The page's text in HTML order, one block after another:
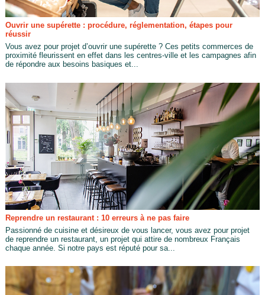
Ouvrir une supérette : procédure, réglementation, étapes pour
réussir
Vous avez pour projet d’ouvrir une supérette ? Ces petits commerces de
proximité fleurissent en effet dans les centres-ville et les campagnes afin
de répondre aux besoins basiques et...
Reprendre un restaurant : 10 erreurs à ne pas faire
Passionné de cuisine et désireux de vous lancer, vous avez pour projet
de reprendre un restaurant, un projet qui attire de nombreux Français
chaque année. Si notre pays est réputé pour sa...